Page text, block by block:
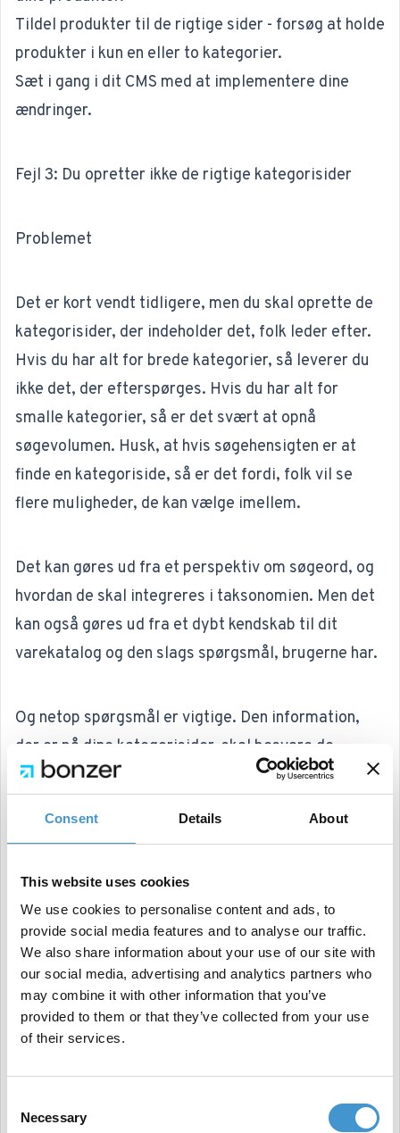
Consent Details About
This website uses cookies
We use cookies to personalise content and ads, to
provide social media features and to analyse our traffic.
We also share information about your use of our site with
our social media, advertising and analytics partners who
may combine it with other information that you’ve
provided to them or that they’ve collected from your use
of their services.
Selection
Necessary
Tildel produkter til de rigtige sider - forsøg at holde
produkter i kun en eller to kategorier.
Sæt i gang i dit CMS med at implementere dine
ændringer.
Fejl 3: Du opretter ikke de rigtige kategorisider
Problemet
Det er kort vendt tidligere, men du skal oprette de
kategorisider, der indeholder det, folk leder efter.
Hvis du har alt for brede kategorier, så leverer du
ikke det, der efterspørges. Hvis du har alt for
smalle kategorier, så er det svært at opnå
søgevolumen. Husk, at hvis søgehensigten er at
finde en kategoriside, så er det fordi, folk vil se
flere muligheder, de kan vælge imellem.
Det kan gøres ud fra et perspektiv om søgeord, og
hvordan de skal integreres i taksonomien. Men det
kan også gøres ud fra et dybt kendskab til dit
varekatalog og den slags spørgsmål, brugerne har.
Og netop spørgsmål er vigtige. Den information,
der er på dine kategorisider, skal besvare de
spørgsmål, en kunde har. Det er langt nemmere at
hvis det er blandet i én stor kategori.
Sådan løser du det
Her handler det om at vende tilbage til
søgeordsanalysen og taksonomien som ses
ovenfor. Men du kan også udvide det ved at tage et
kig på dine konkurrenter. Hvordan opdeler de deres